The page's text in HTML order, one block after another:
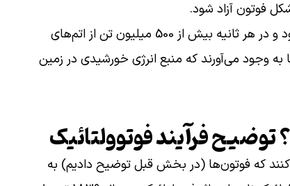
فوتون آزاد شود.
فرآیندی که به آن اشاره کردیم به‌طور پیوسته انجام می‌شود و در هر ثانیه بیش از 500 میلیون تن از اتم‌های
وجود می‌آورند که منبع انرژی خورشیدی در زمین
فرآیند فوتوولتائیک
که فوتون‌ها (در بخش قبل توضیح دادیم) به